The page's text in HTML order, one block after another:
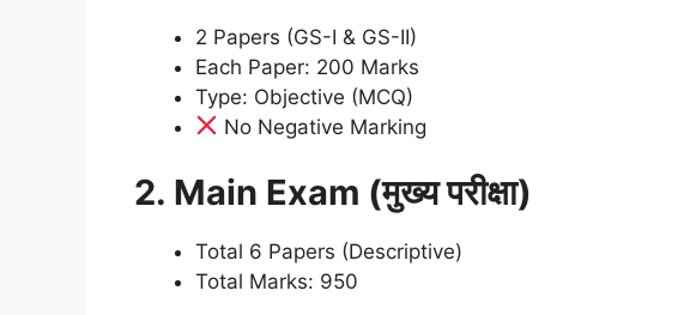
2 Papers (GS-I & GS-II)
Each Paper: 200 Marks
Type: Objective (MCQ)
No Negative Marking
2. Main Exam (मुख्य परीक्षा)
Total 6 Papers (Descriptive)
Total Marks: 950